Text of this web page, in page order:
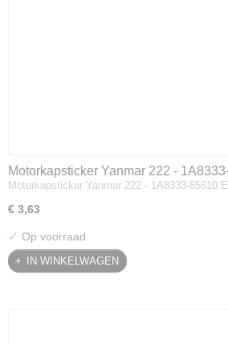
Motorkapsticker Yanmar 222 -
Motorkapsticker Yanmar 222 - 1A8333-65610
€ 3,63
✓ Op voorraad
IN WINKELWAGEN